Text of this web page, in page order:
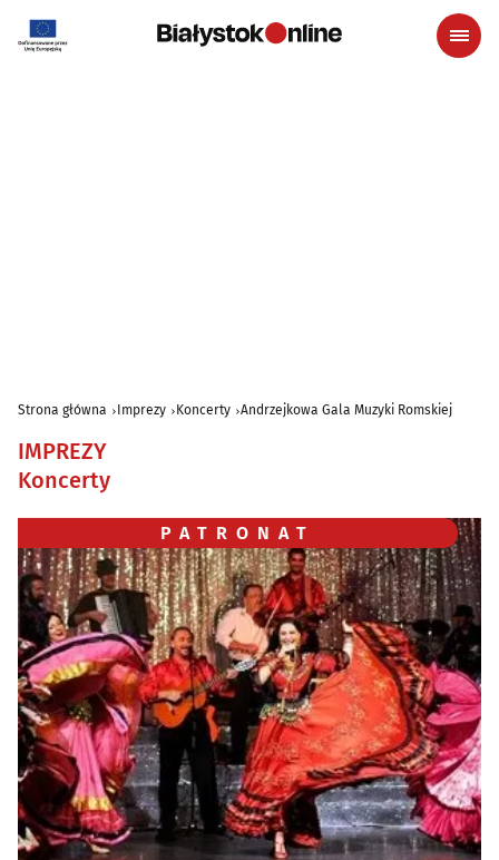
Strona główna Imprezy Koncerty Andrzejkowa Gala Muzyki Romskiej
IMPREZY
Koncerty
PATRONAT